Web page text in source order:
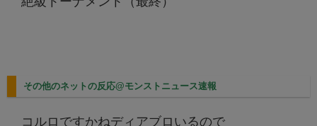
その他のネットの反応@モンストニュース速報
コルロですかねディアブロいるので